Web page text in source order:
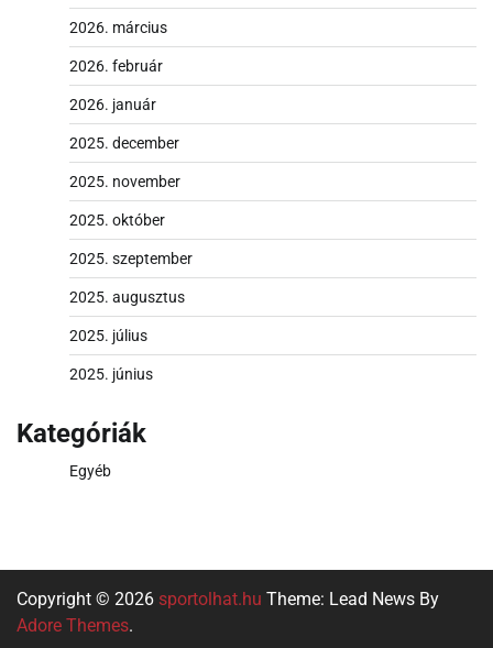
2026. március
2026. február
2026. január
2025. december
2025. november
2025. október
2025. szeptember
2025. augusztus
2025. július
2025. június
Kategóriák
Egyéb
Copyright © 2026 sportolhat.hu Theme: Lead News By
Adore Themes.